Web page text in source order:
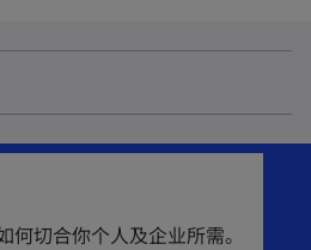
切合你个人及企业所需。